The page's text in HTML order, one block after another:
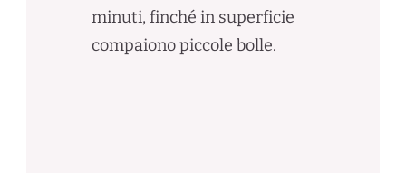
minuti, finché in superficie
compaiono piccole bolle.